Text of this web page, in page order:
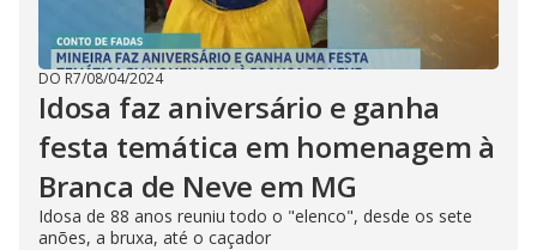
DO R7/08/04/2024
Idosa faz aniversário e ganha
festa temática em homenagem à
Branca de Neve em MG
Idosa de 88 anos reuniu todo o "elenco", desde os sete
anões, a bruxa, até o caçador